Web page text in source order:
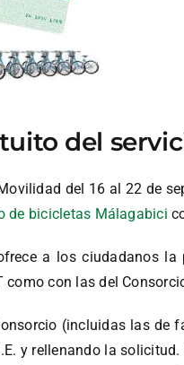
del
del 16 al 22 de
de bicicletas Málagabici
a los ciudadanos
con las del
(incluidas las de
y rellenando la